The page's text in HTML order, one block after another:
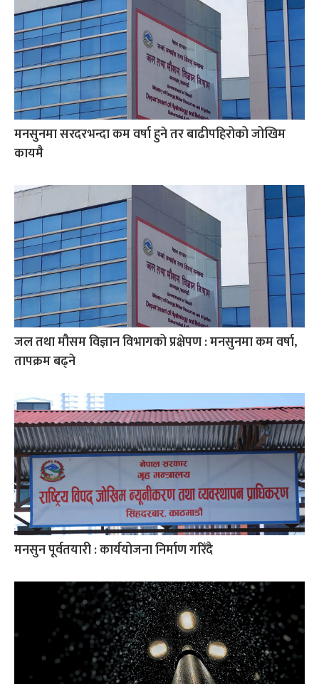
मनसुनमा सरदरभन्दा कम वर्षा हुने तर बाढीपहिरोको जोखिम
कायमै
जल तथा मौसम विज्ञान विभागको प्रक्षेपण : मनसुनमा कम वर्षा,
तापक्रम बढ्ने
मनसुन पूर्वतयारी : कार्ययोजना निर्माण गरिँदै